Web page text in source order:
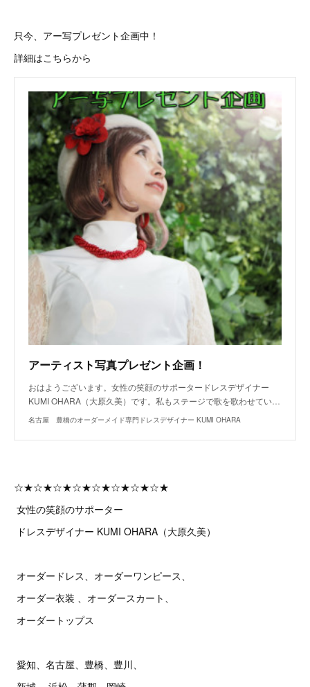
只今、アー写プレゼント企画中！
詳細はこちらから
アーティスト写真プレゼント企画！
おはようございます。女性の笑顔のサポータードレスデザイナー
KUMI OHARA（大原久美）です。私もステージで歌を歌わせてい…
名古屋 豊橋のオーダーメイド専門ドレスデザイナー KUMI OHARA
☆★☆★☆★☆★☆★☆★☆★☆★
女性の笑顔のサポーター
ドレスデザイナー KUMI OHARA（大原久美）
オーダードレス、オーダーワンピース、
オーダー衣装 、オーダースカート、
オーダートップス
愛知、名古屋、豊橋、豊川、